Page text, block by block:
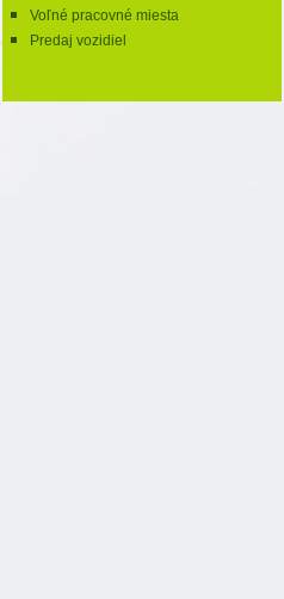
Voľné pracovné miesta
Predaj vozidiel